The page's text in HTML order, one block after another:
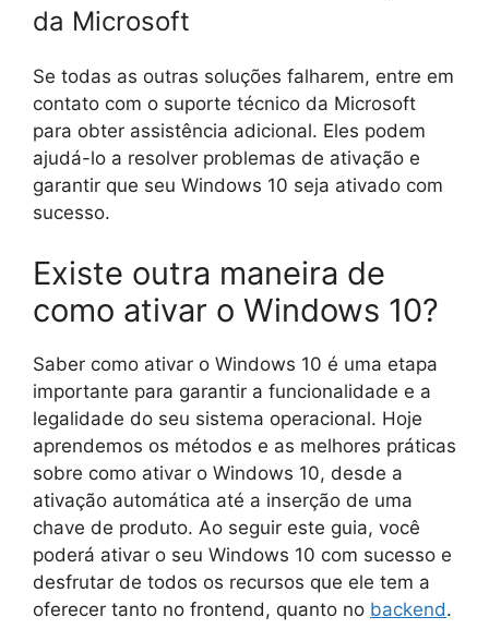
da Microsoft
Se todas as outras soluções falharem, entre em
contato com o suporte técnico da Microsoft
para obter assistência adicional. Eles podem
ajudá-lo a resolver problemas de ativação e
garantir que seu Windows 10 seja ativado com
sucesso.
Existe outra maneira de
como ativar o Windows 10?
Saber como ativar o Windows 10 é uma etapa
importante para garantir a funcionalidade e a
legalidade do seu sistema operacional. Hoje
aprendemos os métodos e as melhores práticas
sobre como ativar o Windows 10, desde a
ativação automática até a inserção de uma
chave de produto. Ao seguir este guia, você
poderá ativar o seu Windows 10 com sucesso e
desfrutar de todos os recursos que ele tem a
oferecer tanto no frontend, quanto no backend.